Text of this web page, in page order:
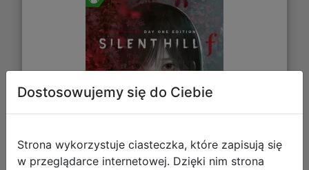
Dostosowujemy się do Ciebie
Strona wykorzystuje ciasteczka, które zapisują się
w przeglądarce internetowej. Dzięki nim strona